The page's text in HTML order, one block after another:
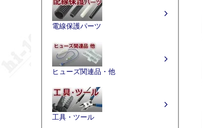
電線保護パーツ
ヒューズ関連品・他
工具・ツール